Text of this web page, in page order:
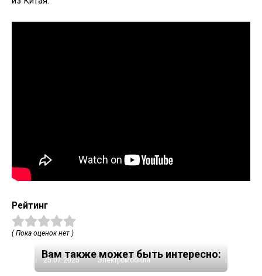
Рейтинг
( Пока оценок нет )
Вам также может быть интересно:
25.07.2025 Электромобили